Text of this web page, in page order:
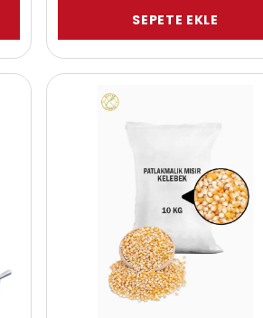
SEPETE EKLE